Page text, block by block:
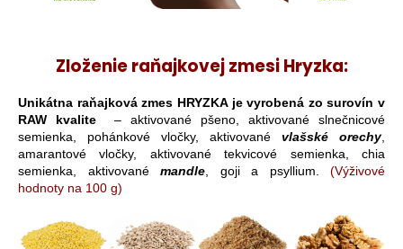
Zloženieraňajkovej zmesi Hryzka:
Unikátna raňajková zmes HRYZKA je vyrobená zo surovín v
RAW kvalite – aktivované pšeno, aktivované slnečnicové
semienka, pohánkové vločky, aktivované vlašské orechy,
amarantové vločky, aktivované tekvicové semienka, chia
semienka, aktivované mandle , goji a psyllium. (Výživové
hodnoty na 100 g)
CAMPBELL,
PH.D.,
T.
MCILWAIN
CAMPBELL,
M.D.